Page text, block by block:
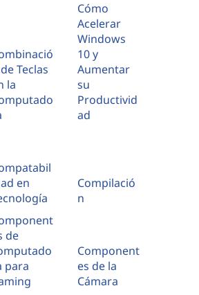
Teclas
la
Cómo
Acelerar
Windows
10 y
Aumentar
su
Productivid
ad
en
Compilació
n
de
para
Component
es de la
Cámara